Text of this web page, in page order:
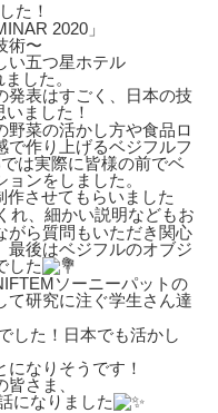
た！
2020」
術〜
い五つ星ホテル
した。
発表はすごく、日本の技
ました！
野菜の活かし方や食品ロ
で作り上げるベジフルフ
は実際に皆様の前でベ
ンをしました。
作させてもらいました
れ、細かい説明などもお
がら質問もいただき関心
最後はベジフルのオブジ
した
ソーニーパットの
て研究に注ぐ学生さん達
した！日本でも活かし
なりそうです！
さま、
になりました